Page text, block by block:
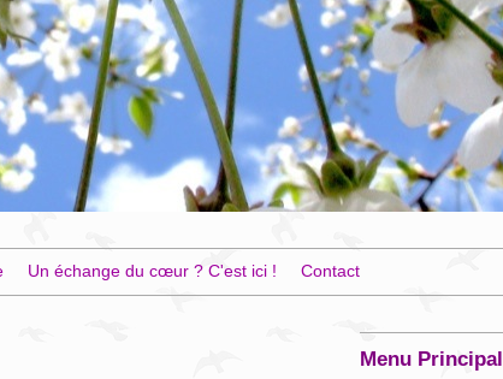
Un échange du cœur ? C'est ici ! Contact
Menu Principal